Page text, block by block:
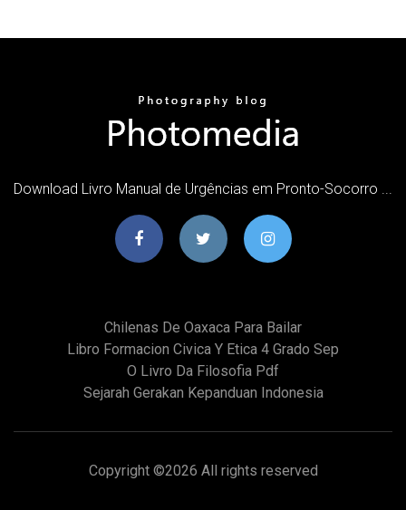
Download Livro Manual de Urgências em Pronto-Socorro ...
Chilenas De Oaxaca Para Bailar
Libro Formacion Civica Y Etica 4 Grado Sep
O Livro Da Filosofia Pdf
Sejarah Gerakan Kepanduan Indonesia
Copyright ©2026 All rights reserved